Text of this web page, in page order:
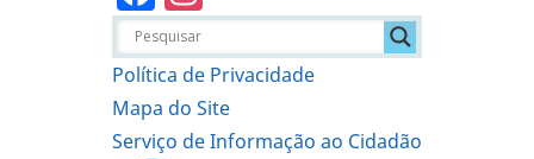
Política de Privacidade
Mapa do Site
Serviço de Informação ao Cidadão